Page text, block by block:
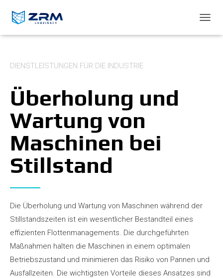
DIENSTLEISTUNGEN FÜR DIE INDUSTRIE
Überholung und
Wartung von
Maschinen bei
Stillstand
Die Überholung und Wartung von Maschinen während der
Stillstandszeiten ist ein wesentlicher Bestandteil eines
effizienten Flottenmanagements. Die durchgeführten
Maßnahmen halten die Maschinen in einem optimalen
Betriebszustand und minimieren das Risiko von Pannen und
Ausfallzeiten. Die wichtigsten Vorteile dieses Ansatzes sind